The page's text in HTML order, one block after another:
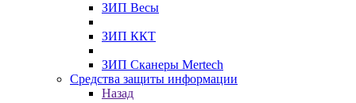
ЗИП Весы
ЗИП ККТ
ЗИП Сканеры Mertech
Средства защиты информации
Назад